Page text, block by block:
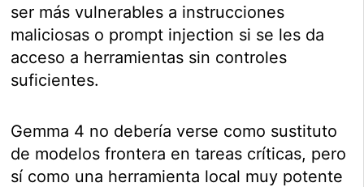
ser más vulnerables a instrucciones
maliciosas o prompt injection si se les da
acceso a herramientas sin controles
suficientes.
Gemma 4 no debería verse como sustituto
de modelos frontera en tareas críticas, pero
sí como una herramienta local muy potente